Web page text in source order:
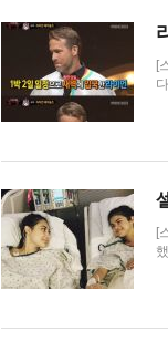
[
[